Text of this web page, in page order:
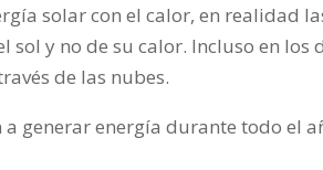
solar con el calor, en realidad
sol y no de su calor. Incluso en los
de las nubes.
a generar energía durante todo el